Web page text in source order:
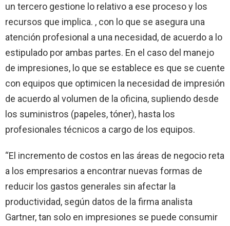
un tercero gestione lo relativo a ese proceso y los
recursos que implica. , con lo que se asegura una
atención profesional a una necesidad, de acuerdo a lo
estipulado por ambas partes. En el caso del manejo
de impresiones, lo que se establece es que se cuente
con equipos que optimicen la necesidad de impresión
de acuerdo al volumen de la oficina, supliendo desde
los suministros (papeles, tóner), hasta los
profesionales técnicos a cargo de los equipos.
“El incremento de costos en las áreas de negocio reta
a los empresarios a encontrar nuevas formas de
reducir los gastos generales sin afectar la
productividad, según datos de la firma analista
Gartner, tan solo en impresiones se puede consumir